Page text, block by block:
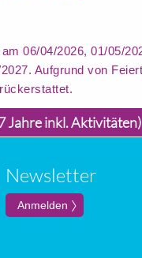
06/04/2026, 01/05/
Aufgrund von
Jahre inkl. Aktivitäten)
Newsletter